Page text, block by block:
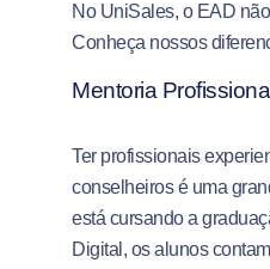
No UniSales, o EAD
Conheça nossos
Mentoria Profissional
Ter profissionais
conselheiros é uma
está cursando a
Digital, os alunos